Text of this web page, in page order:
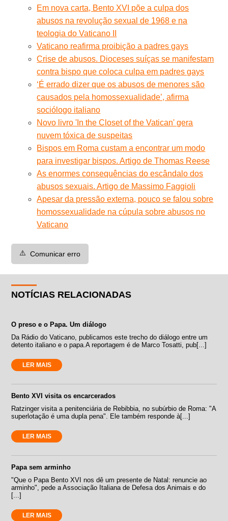
Em nova carta, Bento XVI põe a culpa dos
abusos na revolução sexual de 1968 e na
teologia do Vaticano II
Vaticano reafirma proibição a padres gays
Crise de abusos. Dioceses suíças se manifestam
contra bispo que coloca culpa em padres gays
‘É errado dizer que os abusos de menores são
causados pela homossexualidade’, afirma
sociólogo italiano
Novo livro 'In the Closet of the Vatican' gera
nuvem tóxica de suspeitas
Bispos em Roma custam a encontrar um modo
para investigar bispos. Artigo de Thomas Reese
As enormes consequências do escândalo dos
abusos sexuais. Artigo de Massimo Faggioli
Apesar da pressão externa, pouco se falou sobre
homossexualidade na cúpula sobre abusos no
Vaticano
⚠️ Comunicar erro
NOTÍCIAS RELACIONADAS
O preso e o Papa. Um diálogo
Da Rádio do Vaticano, publicamos este trecho do diálogo entre um
detento italiano e o papa.A reportagem é de Marco Tosatti, pub[...]
LER MAIS
Bento XVI visita os encarcerados
Ratzinger visita a penitenciária de Rebibbia, no subúrbio de Roma: "A
superlotação é uma dupla pena". Ele também responde à[...]
LER MAIS
Papa sem arminho
"Que o Papa Bento XVI nos dê um presente de Natal: renuncie ao
arminho", pede a Associação Italiana de Defesa dos Animais e do
[...]
LER MAIS